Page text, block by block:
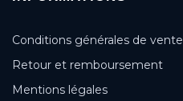
Conditions générales de vente
Retour et remboursement
Mentions légales